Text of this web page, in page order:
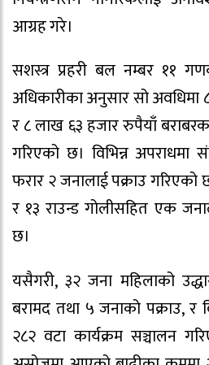
आग्रह गरे।
सशस्त्र प्रहरी बल नम्बर ११
अधिकारीका अनुसार सो
र ८ लाख ६३ हजार रुपैयाँ
गरिएको छ। विभिन्न
फरार २ जनालाई पक्राउ
र १३ राउन्ड गोलीसहित एक
छ।
यसैगरी, ३२ जना महिलाको
बरामद तथा ५ जनाको पक्राउ, र
२८२ वटा कार्यक्रम सञ्चालन